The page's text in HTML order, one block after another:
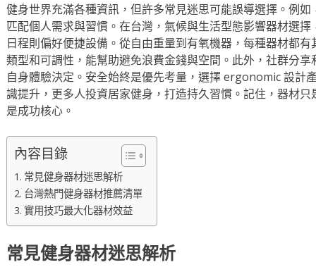
健身世界充滿各種資訊，但許多常見迷思可能誤導選擇。例
匹配個人需求與習慣。在台灣，氣候與生活型態影響器材選
日程則偏好便捷設備。從自由重量到有氧機器，每種器材都
類型和可調性，能幫助避免浪費金錢與空間。此外，社群分
自身體驗決定。安全始終是優先考量，選擇 ergonomic 設計
識提升，更多人投資居家健身，打造持久習慣。記住，器材
是成功核心。
內容目錄
常見健身器材迷思解析
台灣熱門健身器材推薦清單
實用技巧最大化器材效益
常見健身器材迷思解析